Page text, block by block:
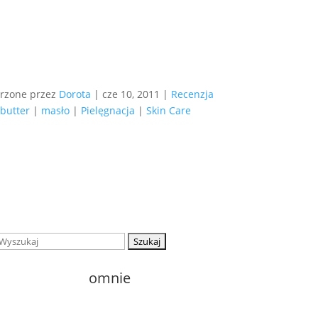
przez Dorota |cze 10, 2011 | Recenzja
butter| masło| Pielęgnacja | Skin Care
omnie